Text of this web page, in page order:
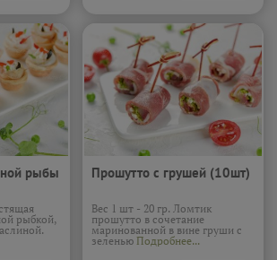
рыбы
рыбкой,
Прошутто с грушей (10шт)
Вес 1 шт - 20 гр. Ломтик
прошутто в сочетание
маринованной в вине груши с
зеленью Подробнее...